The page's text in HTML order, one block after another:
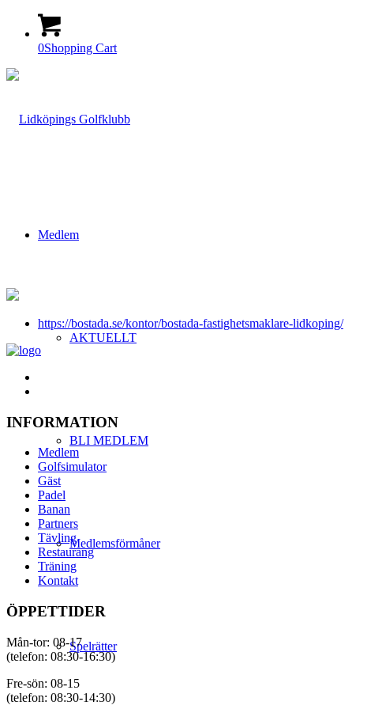
0Shopping Cart
Medlem
AKTUELLT
BLI MEDLEM
Medlemsförmåner
Spelrätter
https://bostada.se/kontor/bostada-fastighetsmaklare-lidkoping/
INFORMATION
Medlem
Golfsimulator
Gäst
Padel
Banan
Partners
Tävling
Restaurang
Träning
Kontakt
ÖPPETTIDER
Mån-tor: 08-17
(telefon: 08:30-16:30)
Fre-sön: 08-15
(telefon: 08:30-14:30)